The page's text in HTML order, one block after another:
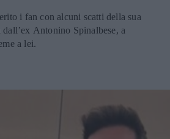
i fan con alcuni scatti della sua
dall’ex Antonino Spinalbese, a
a lei.